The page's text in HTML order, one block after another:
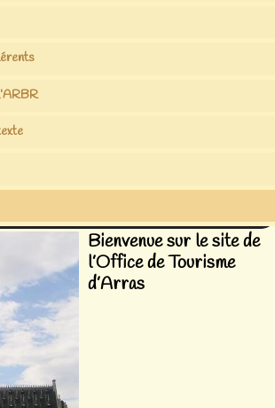
Bienvenue sur le site de
l’Office de Tourisme
d’Arras